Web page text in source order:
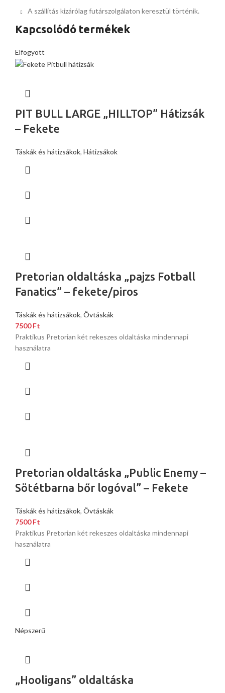
A szállítás kizárólag futárszolgálaton keresztül történik.
Kapcsolódó termékek
Elfogyott
PIT BULL LARGE „HILLTOP” Hátizsák
– Fekete
Táskák és hátizsákok, Hátizsákok
Pretorian oldaltáska „pajzs Fotball
Fanatics” – fekete/piros
Táskák és hátizsákok, Övtáskák
7500Ft
Praktikus Pretorian két rekeszes oldaltáska mindennapi
használatra
Pretorian oldaltáska „Public Enemy –
Sötétbarna bőr logóval” – Fekete
Táskák és hátizsákok, Övtáskák
7500Ft
Praktikus Pretorian két rekeszes oldaltáska mindennapi
használatra
Népszerű
„Hooligans” oldaltáska